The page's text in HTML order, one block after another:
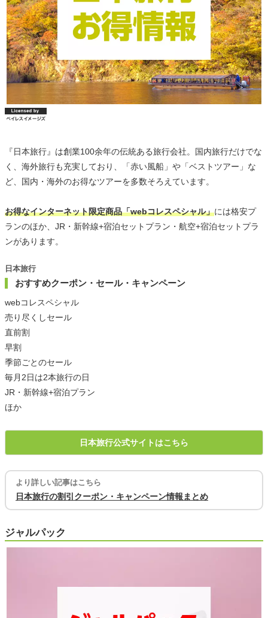
『日本旅行』は創業100余年の伝統ある旅行会社。国内旅行だけでな
く、海外旅行も充実しており、「赤い風船」や「ベストツアー」な
ど、国内・海外のお得なツアーを多数そろえています。
お得なインターネット限定商品「webコレスペシャル」には格安プ
ランのほか、JR・新幹線+宿泊セットプラン・航空+宿泊セットプラ
ンがあります。
おすすめクーポン・セール・キャンペーン
日本旅行
webコレスペシャル
売り尽くしセール
直前割
早割
季節ごとのセール
毎月2日は2本旅行の日
JR・新幹線+宿泊プラン
ほか
日本旅行公式サイトはこちら
より詳しい記事はこちら
日本旅行の割引クーポン・キャンペーン情報まとめ
ジャルパック